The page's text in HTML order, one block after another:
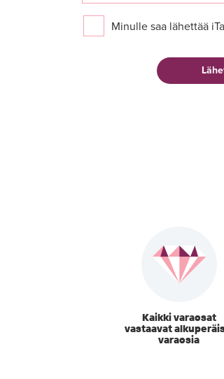
Minulle saa lähettää
Kaikki varaosat
vastaavat
varaosia